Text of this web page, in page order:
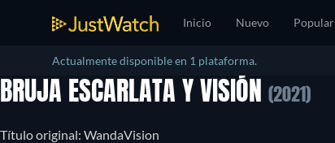
Inicio Nuevo Popular
Actualmente disponible en 1 plataforma.
BRUJA ESCARLATA Y VISIÓN (2021)
Título original: WandaVision